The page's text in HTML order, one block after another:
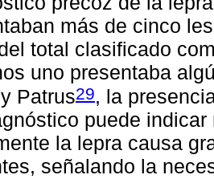
más de cinco
total clasificado
uno presentaba
Patrus29, la
puede
la lepra causa
señalando la